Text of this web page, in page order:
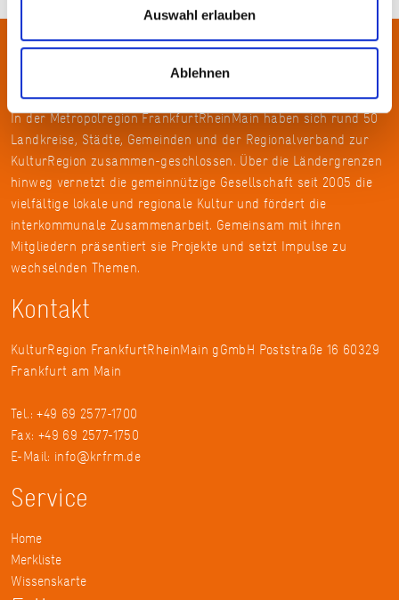
Auswahl erlauben
Ablehnen
In der Metropolregion FrankfurtRheinMain haben sich rund 50
Landkreise, Städte, Gemeinden und der Regionalverband zur
KulturRegion zusammen-geschlossen. Über die Ländergrenzen
hinweg vernetzt die gemeinnützige Gesellschaft seit 2005 die
vielfältige lokale und regionale Kultur und fördert die
interkommunale Zusammenarbeit. Gemeinsam mit ihren
Mitgliedern präsentiert sie Projekte und setzt Impulse zu
wechselnden Themen.
Kontakt
KulturRegion FrankfurtRheinMain gGmbH Poststraße 16 60329
Frankfurt am Main
Tel.: +49 69 2577-1700
Fax: +49 69 2577-1750
E-Mail: info@krfrm.de
Service
Home
Merkliste
Wissenskarte